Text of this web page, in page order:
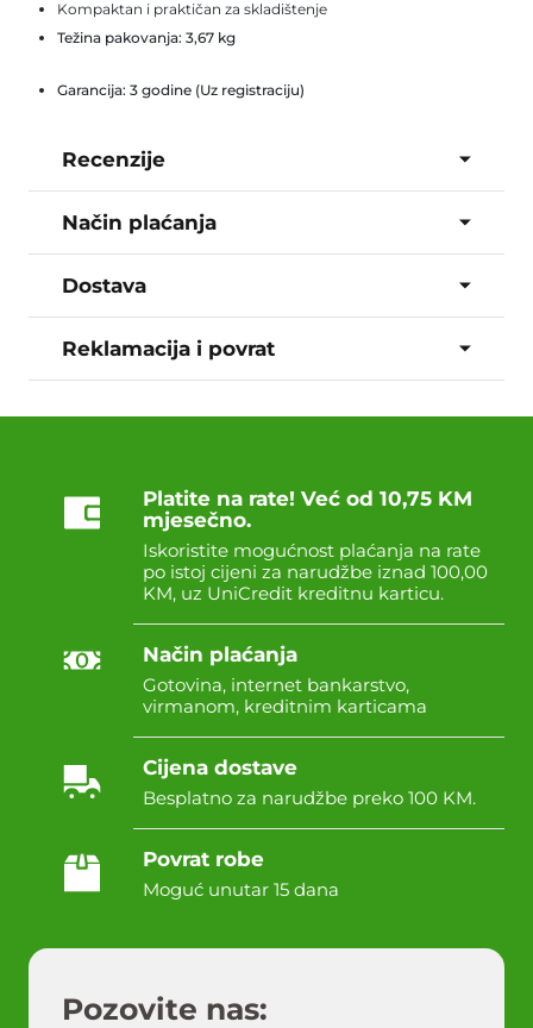
Kompaktan i praktičan za skladištenje
Težina pakovanja: 3,67 kg
Garancija: 3 godine (Uz registraciju)
Recenzije
Način plaćanja
Dostava
Reklamacija i povrat
Platite na rate! Već od 10,75 KM
mjesečno.
Iskoristite mogućnost plaćanja na rate
po istoj cijeni za narudžbe iznad 100,00
KM, uz UniCredit kreditnu karticu.
Način plaćanja
Gotovina, internet bankarstvo,
virmanom, kreditnim karticama
Cijena dostave
Besplatno za narudžbe preko 100 KM.
Povrat robe
Moguć unutar 15 dana
Pozovite nas: